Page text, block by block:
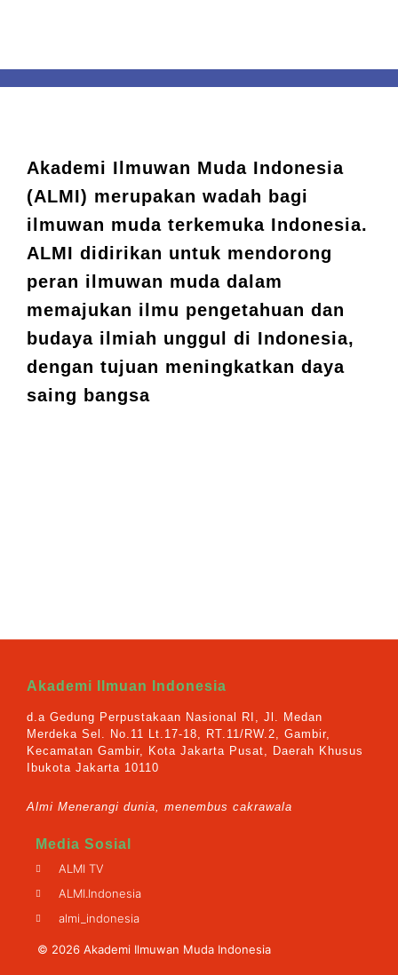
Akademi Ilmuwan Muda Indonesia
(ALMI) merupakan wadah bagi
ilmuwan muda terkemuka Indonesia.
ALMI didirikan untuk mendorong
peran ilmuwan muda dalam
memajukan ilmu pengetahuan dan
budaya ilmiah unggul di Indonesia,
dengan tujuan meningkatkan daya
saing bangsa
Akademi Ilmuan Indonesia
d.a Gedung Perpustakaan Nasional RI, Jl. Medan
Merdeka Sel. No.11 Lt.17-18, RT.11/RW.2, Gambir,
Kecamatan Gambir, Kota Jakarta Pusat, Daerah Khusus
Ibukota Jakarta 10110
Almi Menerangi dunia, menembus cakrawala
Media Sosial
ALMI TV
ALMI.Indonesia
almi_indonesia
© 2026 Akademi Ilmuwan Muda Indonesia